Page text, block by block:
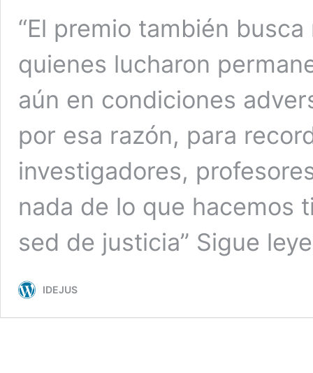
“El premio también
quienes lucharon
aún en condiciones
por esa razón, para
investigadores,
nada de lo que hacemos
sed de justicia” Sigue
IDEJUS